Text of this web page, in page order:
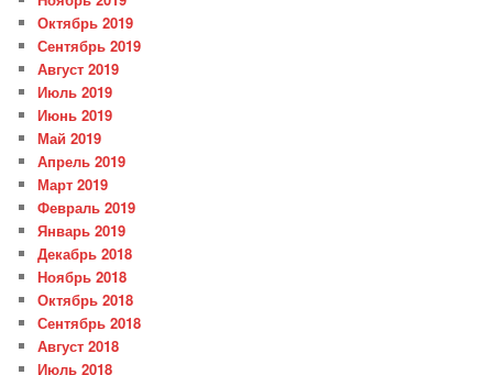
Октябрь 2019
Сентябрь 2019
Август 2019
Июль 2019
Июнь 2019
Май 2019
Апрель 2019
Март 2019
Февраль 2019
Январь 2019
Декабрь 2018
Ноябрь 2018
Октябрь 2018
Сентябрь 2018
Август 2018
Июль 2018